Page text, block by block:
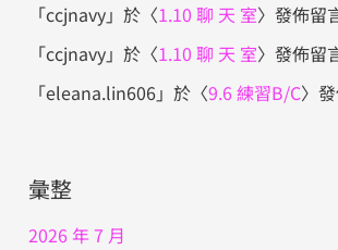
「ccjnavy」於〈1.10 聊 天 室〉發佈留
「ccjnavy」於〈1.10 聊 天 室〉發佈留
「eleana.lin606」於〈9.6 練習B/C〉
彙整
2026 年 7 月